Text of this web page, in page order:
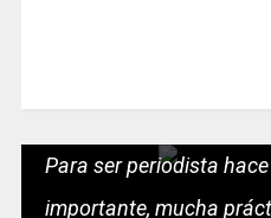
Para ser periodista
importante, mucha